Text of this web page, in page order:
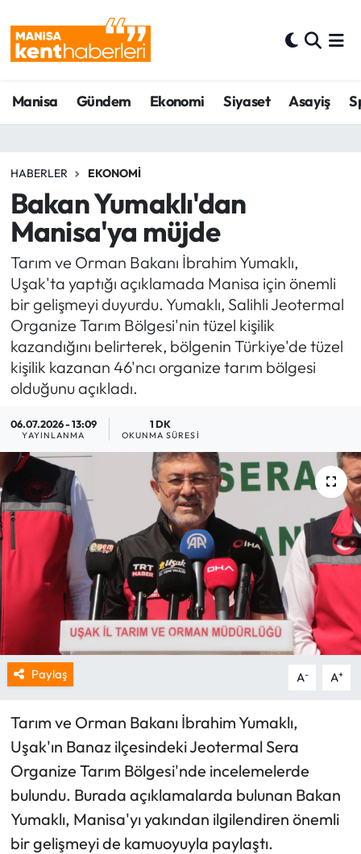
Manisa Gündem Ekonomi Siyaset Asayiş
HABERLER EKONOMI
Bakan Yumaklı'dan
Manisa'ya müjde
Tarım ve Orman Bakanı İbrahim Yumaklı,
Uşak'ta yaptığı açıklamada Manisa için önemli
bir gelişmeyi duyurdu. Yumaklı, Salihli Jeotermal
Organize Tarım Bölgesi'nin tüzel kişilik
kazandığını belirterek, bölgenin Türkiye'de tüzel
kişilik kazanan 46'ncı organize tarım bölgesi
olduğunu açıkladı.
06.07.2026 - 13:09
YAYINLANMA
1 DK
OKUNMA SÜRESI
Paylaş A- A+
Tarım ve Orman Bakanı İbrahim Yumaklı,
Uşak'ın Banaz ilçesindeki Jeotermal Sera
Organize Tarım Bölgesi'nde incelemelerde
bulundu. Burada açıklamalarda bulunan Bakan
Yumaklı, Manisa'yı yakından ilgilendiren önemli
bir gelişmeyi de kamuoyuyla paylaştı.
Ahmetli Hava Durumu
Ahmetli Trafik Yoğunluk Haritası
Son Dakika Haberleri
Haber Arşivi